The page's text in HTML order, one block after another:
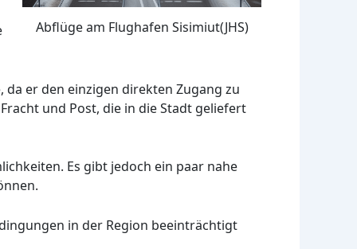
Abflüge am Flughafen Sisimiut(JHS)
da er den einzigen direkten Zugang zu
und Post, die in die Stadt geliefert
Es gibt jedoch ein paar nahe
in der Region beeinträchtigt